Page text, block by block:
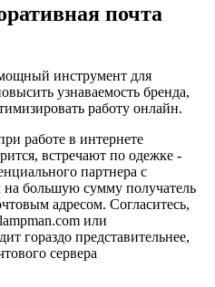
почта
инструмент для
узнаваемость бренда,
работу онлайн.
работе в интернете
встречают по одежке -
партнера с
большую сумму получатель
адресом. Согласитесь,
или
гораздо представительнее,
сервера